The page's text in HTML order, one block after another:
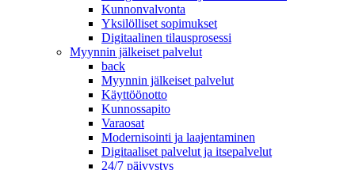
Kunnonvalvonta
Yksilölliset sopimukset
Digitaalinen tilausprosessi
Myynnin jälkeiset palvelut
back
Myynnin jälkeiset palvelut
Käyttöönotto
Kunnossapito
Varaosat
Modernisointi ja laajentaminen
Digitaaliset palvelut ja itsepalvelut
24/7 päivystys